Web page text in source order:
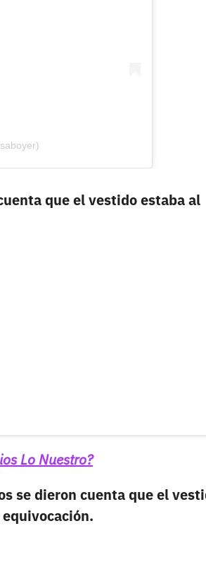
que el vestido estaba al
Lo Nuestro?
se dieron cuenta que el